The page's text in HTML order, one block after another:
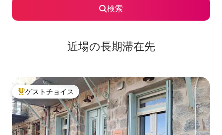
検索
近場の長期滞在先
大好評のゲストチョイスです。
ゲストチョイス